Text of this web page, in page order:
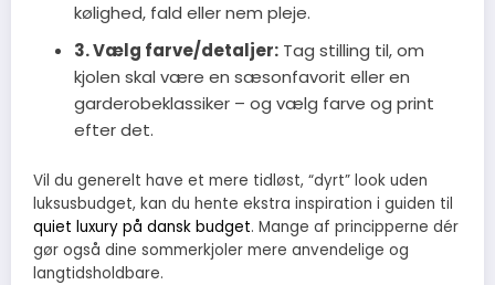
kølighed, fald eller nem pleje.
3. Vælg farve/detaljer:Tag stilling til, om
kjolen skal være en sæsonfavorit eller en
garderobeklassiker – og vælg farve og print
efter det.
Vil du generelt have et mere tidløst, “dyrt” look uden
luksusbudget, kan du hente ekstra inspiration i guiden til
quiet luxury på dansk budget. Mange af principperne dér
gør også dine sommerkjoler mere anvendelige og
langtidsholdbare.